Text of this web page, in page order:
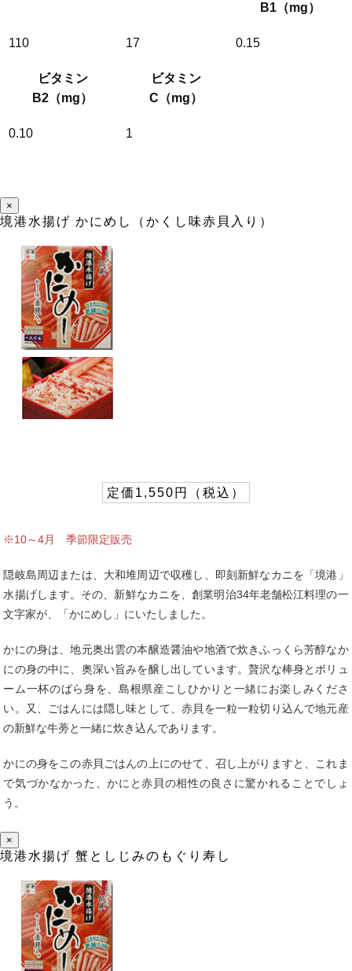
B1（mg）
110 17 0.15
ビタミン
B2（mg）
ビタミン
C（mg）
0.10 1
×
境港水揚げ かにめし（かくし味赤貝入り）
定価1,550円（税込）
※10～4月 季節限定販売
隠岐島周辺または、大和堆周辺で収穫し、即刻新鮮なカニを「境港」
水揚げします。その、新鮮なカニを、創業明治34年老舗松江料理の一
文字家が、「かにめし」にいたしました。
かにの身は、地元奥出雲の本醸造醤油や地酒で炊きふっくら芳醇なか
にの身の中に、奥深い旨みを醸し出しています。贅沢な棒身とボリュ
ーム一杯のばら身を、島根県産こしひかりと一緒にお楽しみくださ
い。又、ごはんには隠し味として、赤貝を一粒一粒切り込んで地元産
の新鮮な牛蒡と一緒に炊き込んであります。
かにの身をこの赤貝ごはんの上にのせて、召し上がりますと、これま
で気づかなかった、かにと赤貝の相性の良さに驚かれることでしょ
う。
×
境港水揚げ 蟹としじみのもぐり寿し